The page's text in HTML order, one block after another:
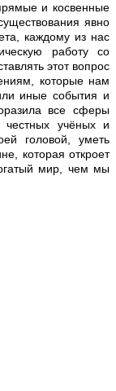
и косвенные
явно
каждому из нас
работу со
этот вопрос
которые нам
иные события и
все сферы
честных учёных и
головой, уметь
которая откроет
мир, чем мы